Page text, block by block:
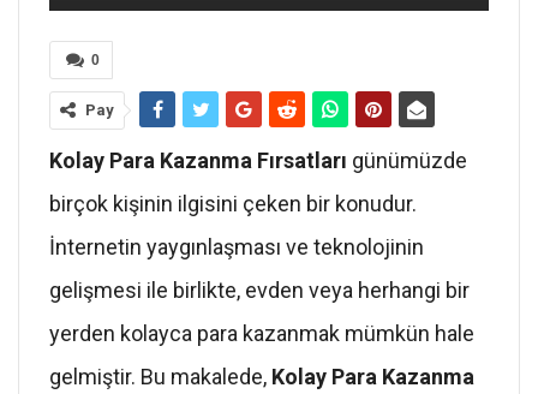
0
Pay
Kolay Para Kazanma Fırsatları günümüzde
birçok kişinin ilgisini çeken bir konudur.
İnternetin yaygınlaşması ve teknolojinin
gelişmesi ile birlikte, evden veya herhangi bir
yerden kolayca para kazanmak mümkün hale
gelmiştir. Bu makalede, Kolay Para Kazanma